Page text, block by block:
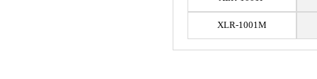
XLR-1001M